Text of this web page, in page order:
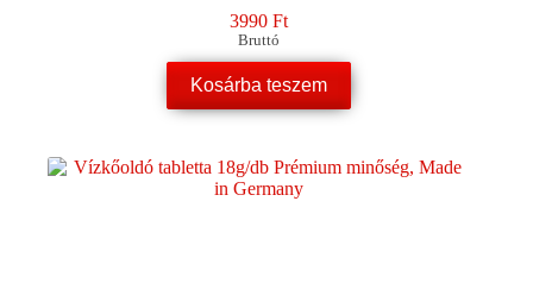
3990 Ft
Bruttó
Kosárba teszem